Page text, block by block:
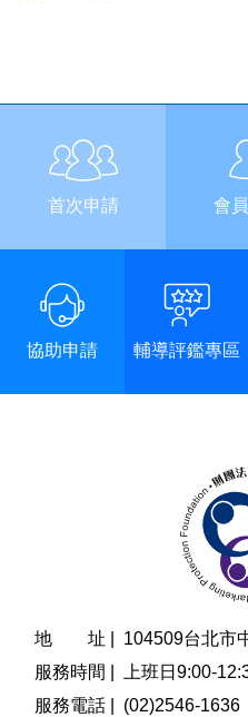
首次申請 會
協助申請 輔導評鑑專區
地 址 |
104509台北市
服務時間 |
上班日9:00-
服務電話 |
(02)2546-1636